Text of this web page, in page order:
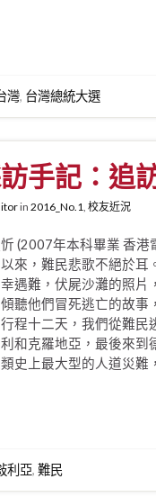
灣, 台灣總統大選
手記：追
in 2016_No.1 校友近況
(2007年本科畢業 香港
來，難民悲歌不絕於耳
遇難，伏屍沙灘的照片
聽他們冒死逃亡的故事
程十二天，我們從難民
和克羅地亞，最後來到
史上最大型的人道災難
利亞, 難民